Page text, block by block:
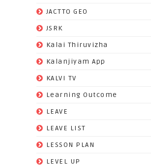
JACTTO GEO
JSRK
Kalai Thiruvizha
Kalanjiyam App
KALVI TV
Learning Outcome
LEAVE
LEAVE LIST
LESSON PLAN
LEVEL UP